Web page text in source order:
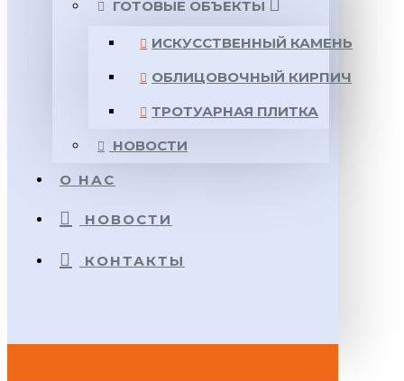
ГОТОВЫЕ ОБЪЕКТЫ
ИСКУССТВЕННЫЙ КАМЕНЬ
ОБЛИЦОВОЧНЫЙ КИРПИЧ
ТРОТУАРНАЯ ПЛИТКА
НОВОСТИ
О НАС
НОВОСТИ
КОНТАКТЫ